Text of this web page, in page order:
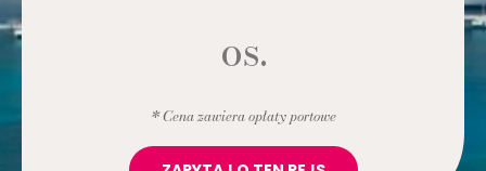
os.
* Cena zawiera opłaty portowe